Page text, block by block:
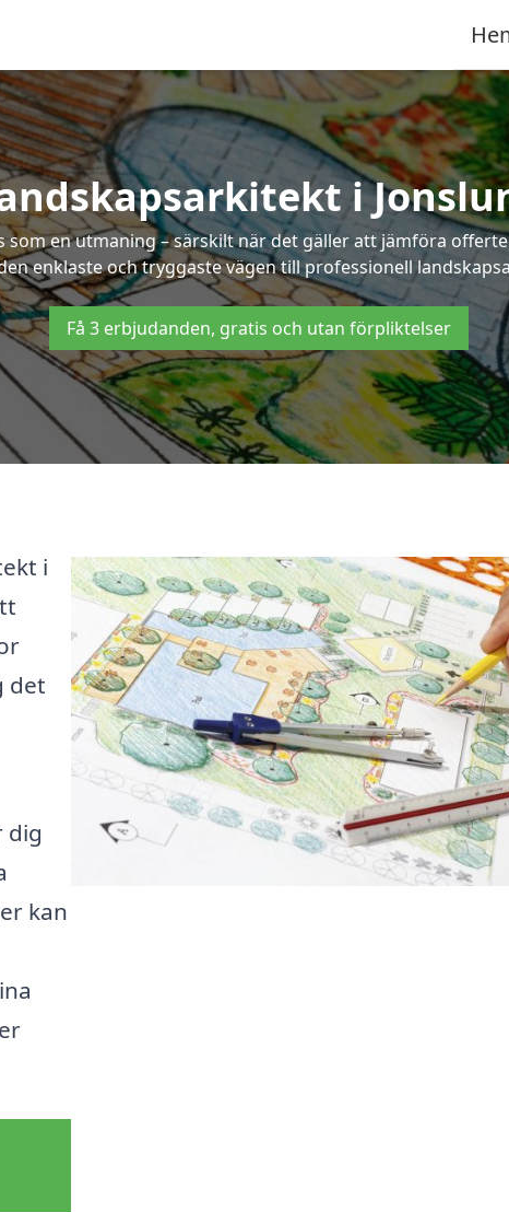
i
en utmaning – särskilt när det gäller att jämföra
enklaste och tryggaste vägen till professionell
Få 3 erbjudanden, gratis och utan förpliktelser
i
det
dig
kan